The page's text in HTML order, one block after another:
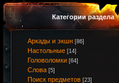
Категории раздела
Аркады и экшн [86]
Настольные [14]
Головоломки [64]
Слова [5]
Поиск предметов [23]